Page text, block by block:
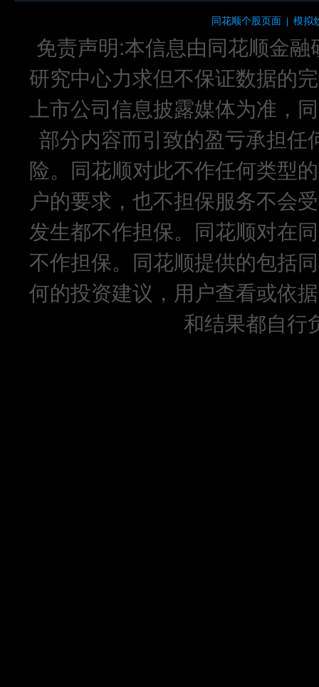
同花顺个股页面 模拟
免责声明:本信息由同花顺金
研究中心力求但不保证数据的
上市公司信息披露媒体为准，
部分内容而引致的盈亏承担任
险。同花顺对此不作任何类型
户的要求，也不担保服务不会
发生都不作担保。同花顺对在
不作担保。同花顺提供的包括
何的投资建议，用户查看或依
和结果都自行